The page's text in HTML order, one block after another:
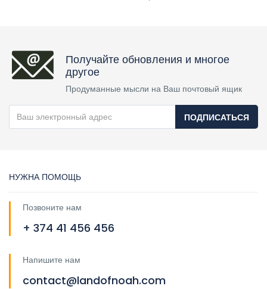
Получайте обновления и многое
другое
Продуманные мысли на Ваш почтовый ящик
ПОДПИСАТЬСЯ
НУЖНА ПОМОЩЬ
Позвоните нам
+ 374 41 456 456
Напишите нам
contact@landofnoah.com